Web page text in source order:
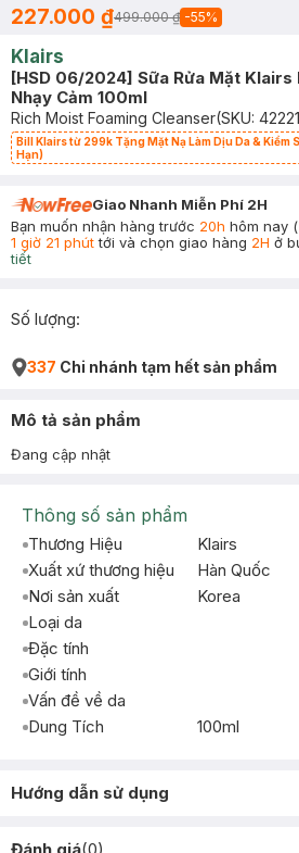
227.000 ₫499.000 ₫ -55%
Klairs
[HSD 06/2024] Sữa Rửa Mặt Klairs
Nhạy Cảm 100ml
Rich Moist Foaming Cleanser(SKU:
Bill Klairs từ 299k Tặng Mặt Nạ Làm Dịu Da & Kiểm Soát
Hạn)
Giao Nhanh Miễn Phí 2H
Bạn muốn nhận hàng trước 20h hôm nay (
1 giờ 21 phúttới và chọn giao hàng 2H ở
tiết
Số lượng:
337 Chi nhánh tạm hết sản phẩm
Mô tả sản phẩm
Đang cập nhật
Thông số sản phẩm
Thương Hiệu
Klairs
Xuất xứ thương hiệu
Hàn Quốc
Nơi sản xuất
Korea
Loại da
Đặc tính
Giới tính
Vấn đề về da
Dung Tích
100ml
Hướng dẫn sử dụng